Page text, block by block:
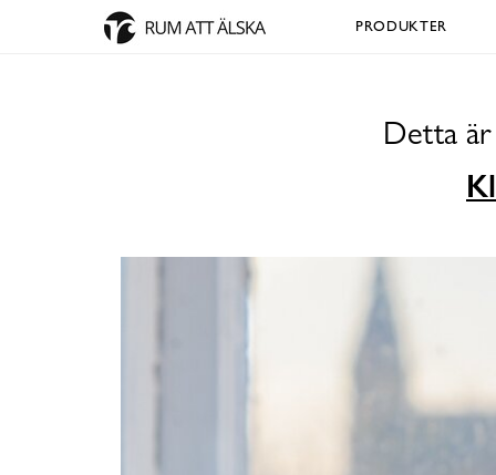
PRODUKTER
Detta